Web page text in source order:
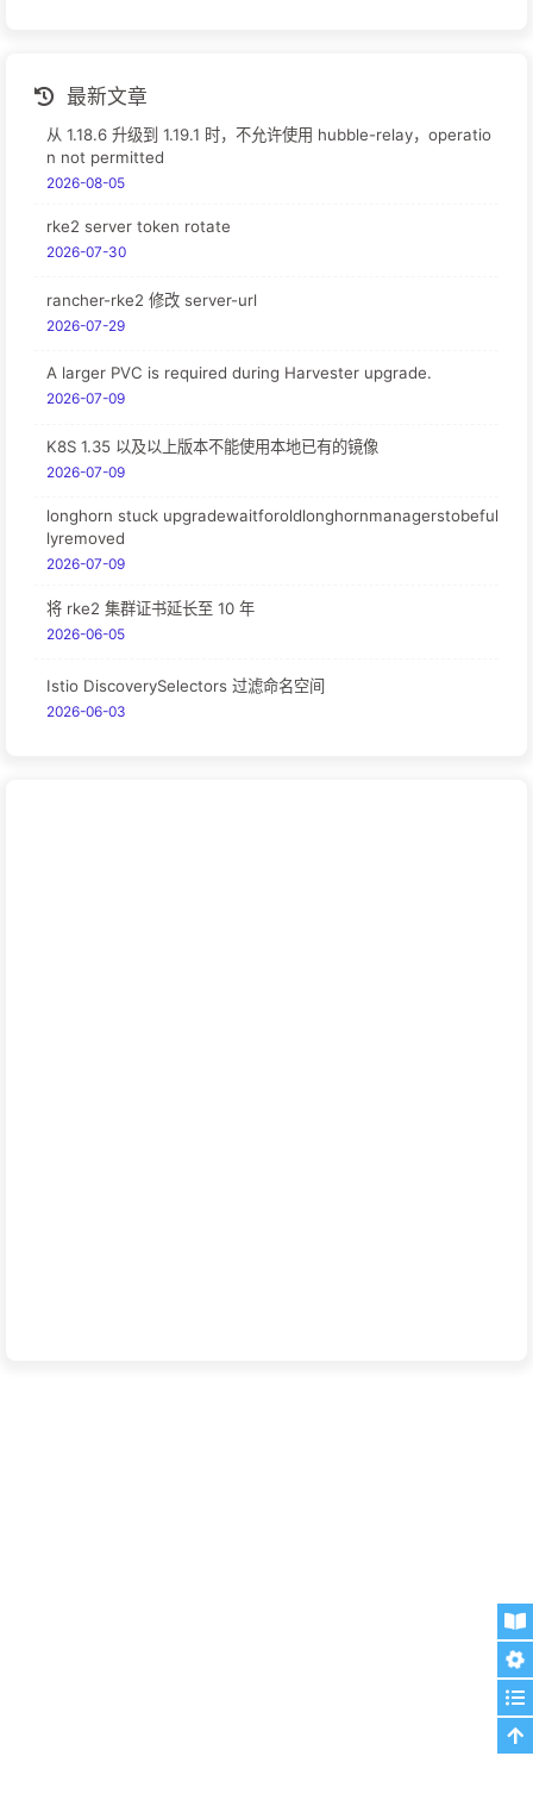
最新文章
从 1.18.6 升级到 1.19.1 时，不允许使用 hubble-relay，operatio
n not permitted
2026-08-05
rke2 server token rotate
2026-07-30
rancher-rke2 修改 server-url
2026-07-29
A larger PVC is required during Harvester upgrade.
2026-07-09
K8S 1.35 以及以上版本不能使用本地已有的镜像
2026-07-09
longhorn stuck upgradewaitforoldlonghornmanagerstobeful
lyremoved
2026-07-09
将 rke2 集群证书延长至 10 年
2026-06-05
Istio DiscoverySelectors 过滤命名空间
2026-06-03